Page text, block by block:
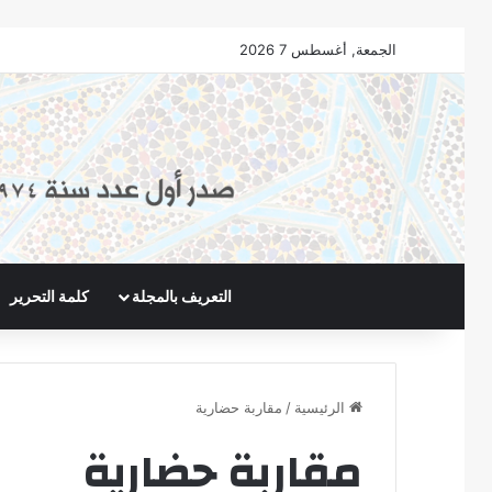
الجمعة, أغسطس 7 2026
التعريف بالمجلة كلمة التحرير
الرئيسية / مقاربة حضارية
مقاربة حضارية